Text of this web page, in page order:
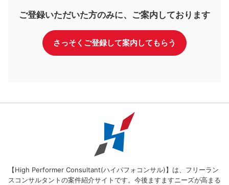
ご登録いただいた方のみに、ご案内しております
さっそくご登録して案内してもらう
【High Performer Consultant(ハイパフォコンサル)】は、フリーラン
スコンサルタントの案件紹介サイトです。今後ますますニーズが高まる